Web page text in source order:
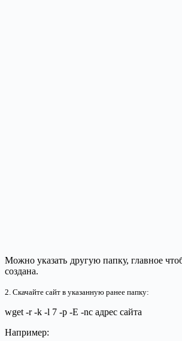
Можно указать другую папку, главное
создана.
2. Скачайте сайт в указанную ранее папку:
wget -r -k -l 7 -p -E -nc адрес сайта
Например: